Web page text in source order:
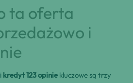
ta oferta
i
kredyt 123 opinie kluczowe są trzy